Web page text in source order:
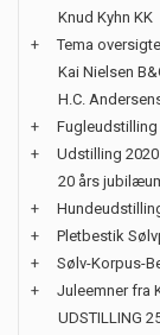
Knud Kyhn KK
+
Tema
Kai Nielsen
H.C.
+
+
Udstilling
20 års
+
+
Pletbestik
+
Sølv-Korpus-
+
Juleemner fra
UDSTILLING